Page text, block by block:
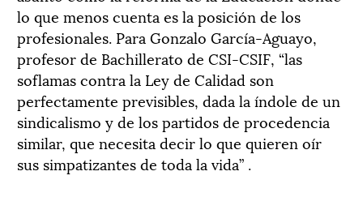
lo que menos cuenta es la posición de los
profesionales. Para Gonzalo García-Aguayo,
profesor de Bachillerato de CSI-CSIF, “las
soflamas contra la Ley de Calidad son
perfectamente previsibles, dada la índole de un
sindicalismo y de los partidos de procedencia
similar, que necesita decir lo que quieren oír
sus simpatizantes de toda la vida” .